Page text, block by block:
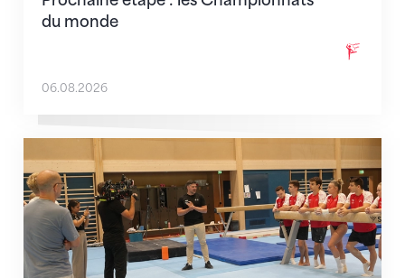
du monde
06.08.2026
En route pour Zagreb avec des objectifs clairs